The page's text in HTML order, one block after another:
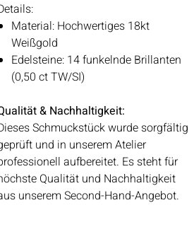
Material: Hochwertiges 18kt
Weißgold
Edelsteine: 14 funkelnde Brillanten
(0,50 ct TW/SI)
& Nachhaltigkeit:
Schmuckstück wurde sorgfältig
und in unserem Atelier
aufbereitet. Es steht für
Qualität und Nachhaltigkeit
unserem Second-Hand-Angebot.